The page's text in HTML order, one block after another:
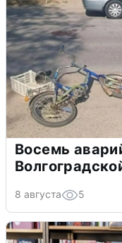
Восемь
8 августа 5